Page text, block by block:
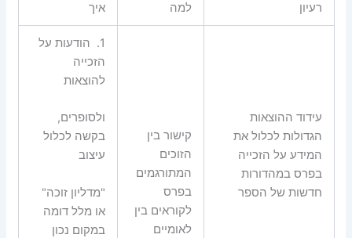
רעיון למה איך
עידוד ההוצאות
הגדולות לכלול את
המידע על הזכייה
בפרס במהדורות
חדשות של הספר
קישור בין
הזוכים
המתורגמים
בפרס
לקוראים בין
לאומיים
1.
הודעות על
הזכייה
להוצאות
ולסופרים,
בקשה לכלול
עיצוב
"מדליון זוכה"
או מלל דומה
במקום נכון